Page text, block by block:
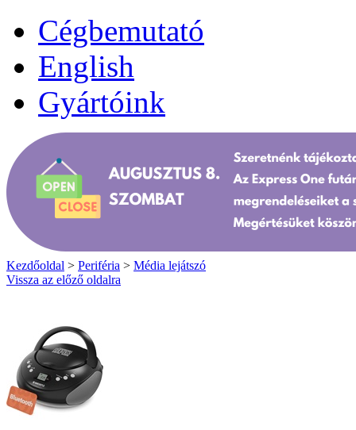
Cégbemutató
English
Gyártóink
Kezdőoldal > Periféria > Média lejátszó
Vissza az előző oldalra